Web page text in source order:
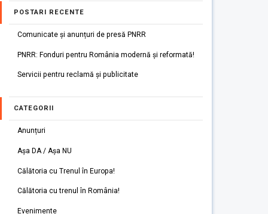
POSTARI RECENTE
Comunicate și anunțuri de presă PNRR
PNRR: Fonduri pentru România modernă și reformată!
Servicii pentru reclamă și publicitate
CATEGORII
Anunțuri
Așa DA / Așa NU
Călătoria cu Trenul în Europa!
Călătoria cu trenul în România!
Evenimente